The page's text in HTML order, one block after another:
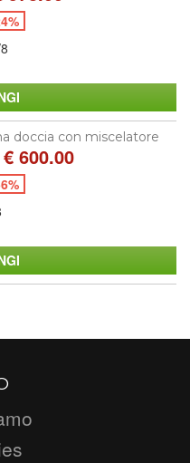
doccia con miscelatore
€ 600.00